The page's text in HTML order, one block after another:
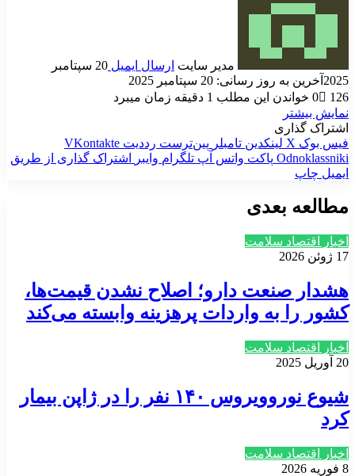
مدیر سایت ارسال ایمیل
20 سپتامبر
2025 آخرین به روز رسانی: 20 سپتامبر 2025
0
126
خواندن این مطلب 1 دقیقه زمان میبرد
نمایش بیشتر
اشتراک گذاری
فیس بوک X لینکدین ‫تامبلر ‫پین‌ترست ‫رددیت ‫VKontakte
‫Odnoklassniki پاکت واتس آپ تلگرام وایبر
اشتراک گذاری از طریق
ایمیل چاپ
مطالعه بعدی
اخبار اقتصاد سلامت
17 ژوئن 2026
هشدار صنعت دارو؛ اصلاح نشدن قیمت‌ها،
کشور را به واردات پرهزینه وابسته می‌کند
اخبار اقتصاد سلامت
20 آوریل 2025
شیوع نوروویروس ۱۴۰ نفر را در ژاپن بیمار
کرد
اخبار اقتصاد سلامت
8 فوریه 2026